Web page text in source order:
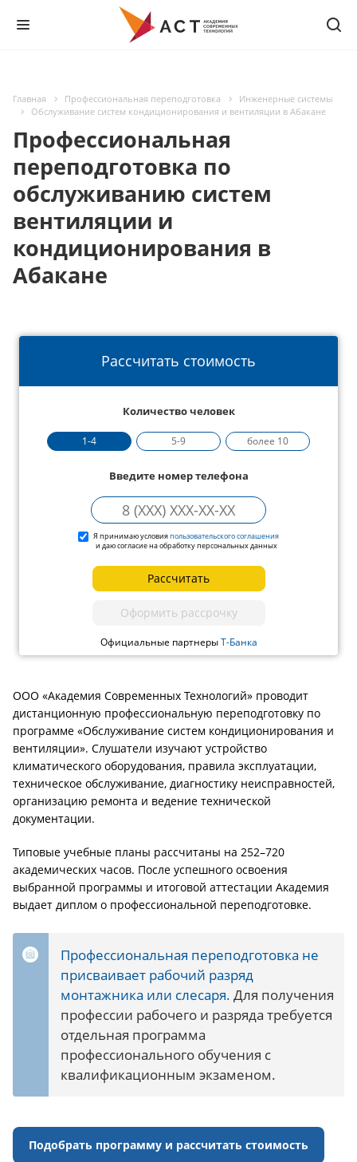
Главная Профессиональная переподготовка
Инженерные системы
Обслуживание систем кондиционирования и вентиляции в Абакане
Профессиональная
переподготовка по
обслуживанию систем
вентиляции и
кондиционирования в
Абакане
Рассчитать стоимость
Количество человек
1-4 5-9 более 10
Введите номер телефона
Я принимаю условияпользовательского соглашения
и даю согласие на обработку персональных данных
Рассчитать
Оформить рассрочку
Официальные партнерыТ-Банка
ООО «Академия Современных Технологий» проводит
дистанционную профессиональную переподготовку по
программе «Обслуживание систем кондиционирования и
вентиляции». Слушатели изучают устройство
климатического оборудования, правила эксплуатации,
техническое обслуживание, диагностику неисправностей,
организацию ремонта и ведение технической
документации.
Типовые учебные планы рассчитаны на 252–720
академических часов. После успешного освоения
выбранной программы и итоговой аттестации Академия
выдает диплом о профессиональной переподготовке.
Профессиональная переподготовка не
присваивает рабочий разряд
монтажника или слесаря. Для получения
профессии рабочего и разряда требуется
отдельная программа
профессионального обучения с
квалификационным экзаменом.
Подобрать программу и рассчитать стоимость